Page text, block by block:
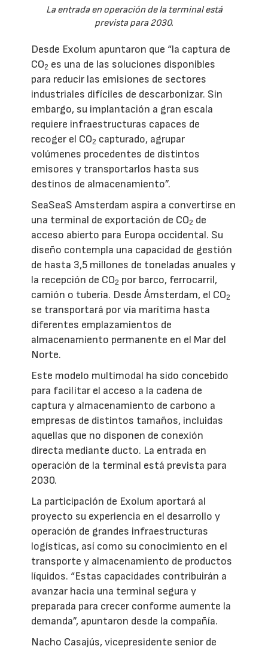
La entrada en operación de la terminal está
prevista para 2030.
Desde Exolum apuntaron que “la captura de
CO2 es una de las soluciones disponibles
para reducir las emisiones de sectores
industriales difíciles de descarbonizar. Sin
embargo, su implantación a gran escala
requiere infraestructuras capaces de
recoger el CO2 capturado, agrupar
volúmenes procedentes de distintos
emisores y transportarlos hasta sus
destinos de almacenamiento”.
SeaSeaS Amsterdam aspira a convertirse en
una terminal de exportación de CO2 de
acceso abierto para Europa occidental. Su
diseño contempla una capacidad de gestión
de hasta 3,5 millones de toneladas anuales y
la recepción de CO2 por barco, ferrocarril,
camión o tubería. Desde Ámsterdam, el CO2
se transportará por vía marítima hasta
diferentes emplazamientos de
almacenamiento permanente en el Mar del
Norte.
Este modelo multimodal ha sido concebido
para facilitar el acceso a la cadena de
captura y almacenamiento de carbono a
empresas de distintos tamaños, incluidas
aquellas que no disponen de conexión
directa mediante ducto. La entrada en
operación de la terminal está prevista para
2030.
La participación de Exolum aportará al
proyecto su experiencia en el desarrollo y
operación de grandes infraestructuras
logísticas, así como su conocimiento en el
transporte y almacenamiento de productos
líquidos. “Estas capacidades contribuirán a
avanzar hacia una terminal segura y
preparada para crecer conforme aumente la
demanda”, apuntaron desde la compañía.
Nacho Casajús, vicepresidente senior de